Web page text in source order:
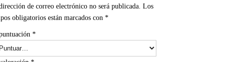
de correo electrónico no será publicada. Los
obligatorios están marcados con *
*